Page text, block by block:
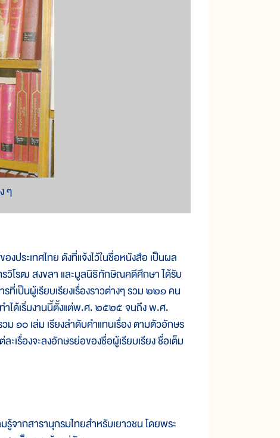
ๆ
ระเทศไทย ดังที่แจ้งไว้ในชื่อหนังสือ เป็นผล
วิโรฒ สงขลา และมูลนิธิทักษิณคดีศึกษา ได้รับ
เป็นผู้เรียบเรียงเรื่องราวต่างๆ รวม ๒๒๑ คน
ำได้เริ่มงานนี้ตั้งแต่พ.ศ. ๒๕๒๕ จนถึง พ.ศ.
๑๐ เล่ม เรียงลำดับคำแทนเรื่อง ตามตัวอักษร
รื่องจะลงอักษรย่อของชื่อผู้เรียบเรียง ชื่อเต็ม
รู้จากสารานุกรมไทยสำหรับเยาวชน โดยพระ